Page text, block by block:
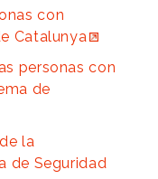
con
Catalunya
personas con
de
la
de Seguridad